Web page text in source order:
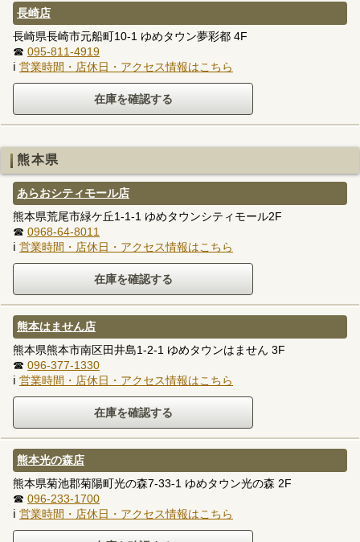
長崎店
長崎県長崎市元船町10-1 ゆめタウン夢彩都 4F
☎ 095-811-4919
ℹ 営業時間・店休日・アクセス情報はこちら
熊本県
あらおシティモール店
熊本県荒尾市緑ケ丘1-1-1 ゆめタウンシティモール2F
☎ 0968-64-8011
ℹ 営業時間・店休日・アクセス情報はこちら
熊本はません店
熊本県熊本市南区田井島1-2-1 ゆめタウンはません 3F
☎ 096-377-1330
ℹ 営業時間・店休日・アクセス情報はこちら
熊本光の森店
熊本県菊池郡菊陽町光の森7-33-1 ゆめタウン光の森 2F
☎ 096-233-1700
ℹ 営業時間・店休日・アクセス情報はこちら